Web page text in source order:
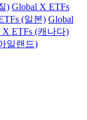
) Global X ETFs
(일본) Global
X ETFs (캐나다)
일랜드)